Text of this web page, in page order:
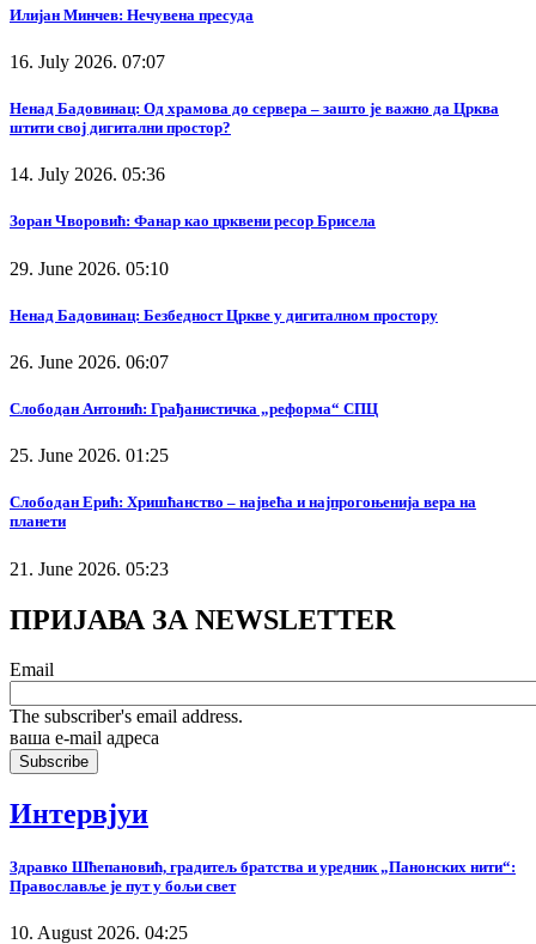
Илијан Минчев: Нечувена пресуда
16. July 2026. 07:07
Ненад Бадовинац: Од храмова до сервера – зашто је важно да Црква
штити свој дигитални простор?
14. July 2026. 05:36
Зоран Чворовић: Фанар као црквени ресор Брисела
29. June 2026. 05:10
Ненад Бадовинац: Безбедност Цркве у дигиталном простору
26. June 2026. 06:07
Слободан Антонић: Грађанистичка „реформа“ СПЦ
25. June 2026. 01:25
Слободан Ерић: Хришћанство – највећа и најпрогоњенија вера на
планети
21. June 2026. 05:23
ПРИЈАВА ЗА NEWSLETTER
Email
The subscriber's email address.
ваша е-mail адреса
Интервјуи
Здравко Шћепановић, градитељ братства и уредник „Панонских нити“:
Православље је пут у бољи свет
10. August 2026. 04:25